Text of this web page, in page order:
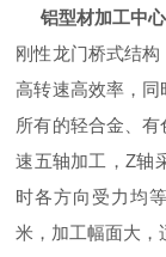
铝型材加工中
刚性龙门桥式结构
高转速高效率，
所有的轻合金、
速五轴加工，Z轴
时各方向受力均
米，加工幅面大，